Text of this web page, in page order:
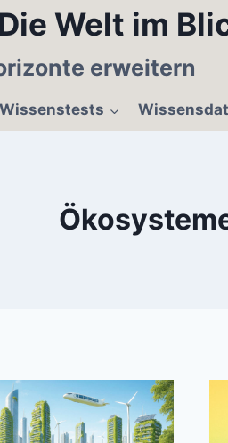
Welt im
erweitern
Wissenstests